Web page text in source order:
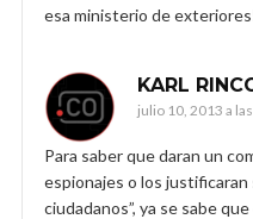
esa ministerio de
KARL
julio 10, 2013 a
Para saber que daran un
espionajes o los
ciudadanos”, ya se sabe